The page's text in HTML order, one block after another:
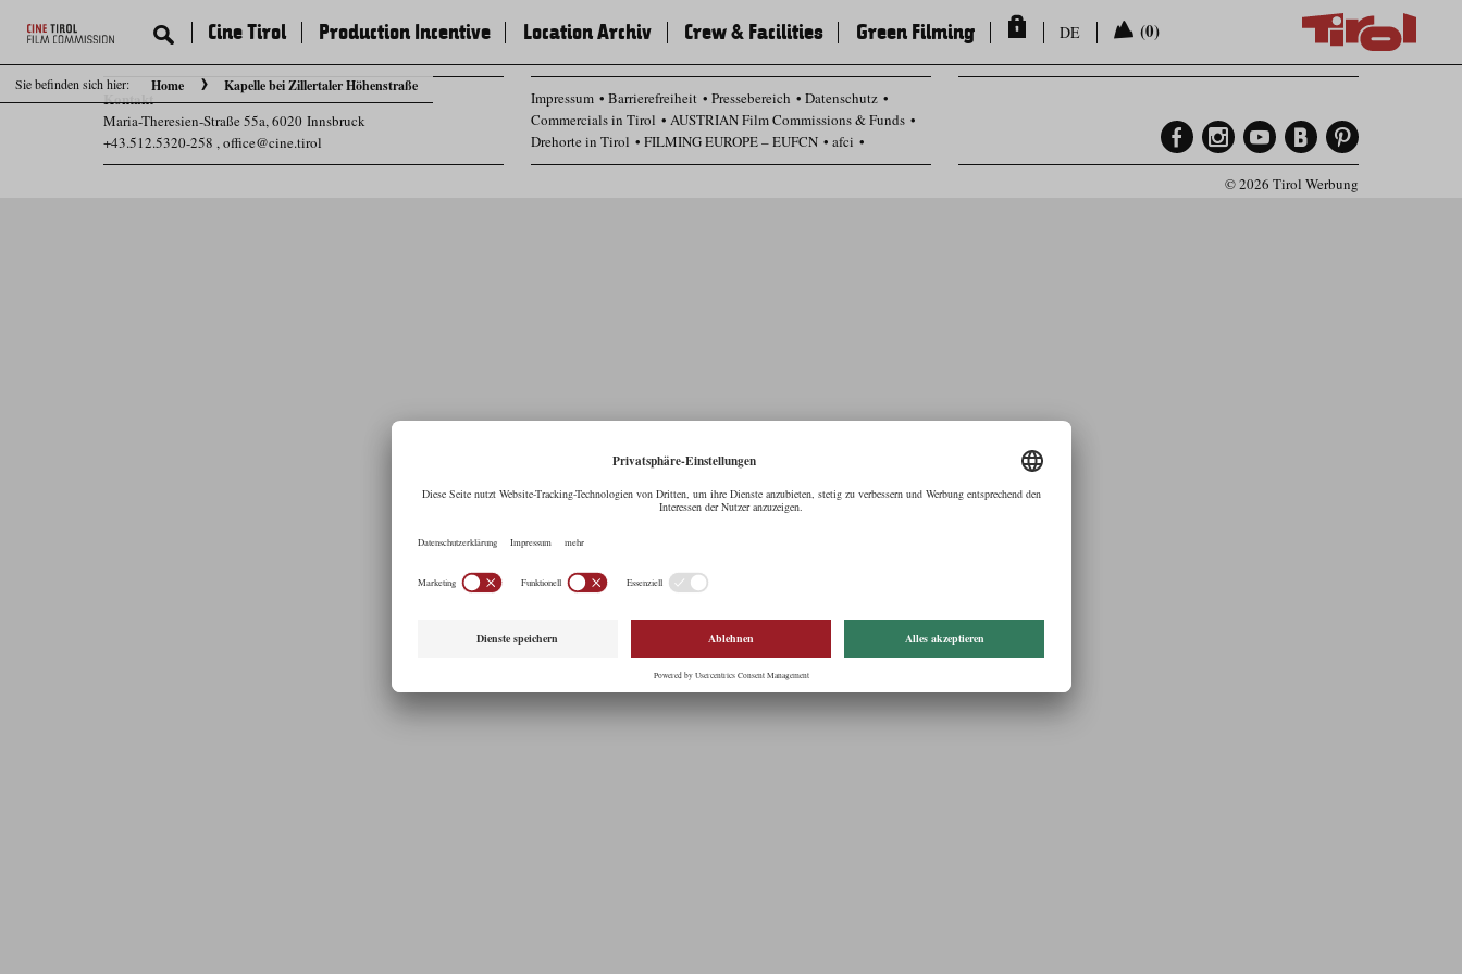
Sie befinden sich hier: Home Kapelle bei Zillertaler Höhenstraße
Cine Tirol Production Incentive Location Archiv Crew & Facilities Green Filming DE (0)
Kontakt
Maria-Theresien-Straße 55a, 6020 Innsbruck
+43.512.5320-258 ,office@cine.tirol
Impressum Barrierefreiheit Pressebereich
Datenschutz
Commercials in Tirol
AUSTRIAN Film Commissions & Funds
Drehorte in Tirol
FILMING EUROPE – EUFCN
afci
Datenschutz Einstellungen
© 2026 Tirol Werbung